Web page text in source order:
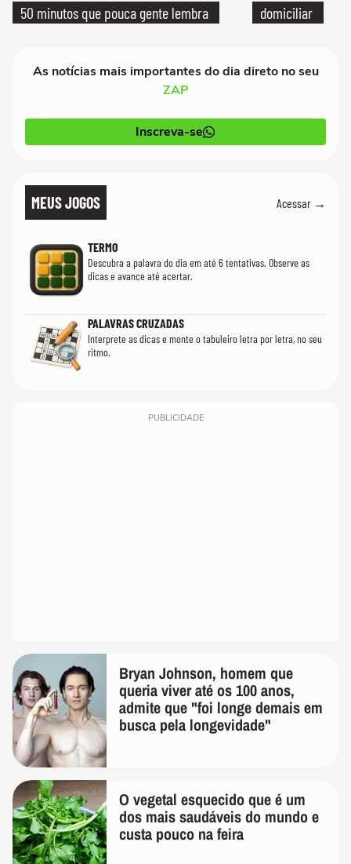
50 minutos que pouca gente lembra domiciliar
As notícias mais importantes do dia direto no seu
ZAP
Inscreva-se
MEUS JOGOS Acessar →
TERMO
Descubra a palavra do dia em até 6 tentativas. Observe as
dicas e avance até acertar.
PALAVRAS CRUZADAS
Interprete as dicas e monte o tabuleiro letra por letra, no seu
ritmo.
PUBLICIDADE
Bryan Johnson, homem que
queria viver até os 100 anos,
admite que "foi longe demais em
busca pela longevidade"
O vegetal esquecido que é um
dos mais saudáveis do mundo e
custa pouco na feira